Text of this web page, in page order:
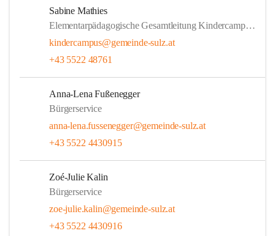
Sabine Mathies
Elementarpädagogische Gesamtleitung Kindercampus Sulz
kindercampus@gemeinde-sulz.at
+43 5522 48761
Anna-Lena Fußenegger
Bürgerservice
anna-lena.fussenegger@gemeinde-sulz.at
+43 5522 4430915
Zoé-Julie Kalin
Bürgerservice
zoe-julie.kalin@gemeinde-sulz.at
+43 5522 4430916